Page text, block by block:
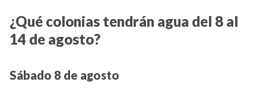
¿Qué colonias tendrán agua del 8 al
14 de agosto?
Sábado 8 de agosto